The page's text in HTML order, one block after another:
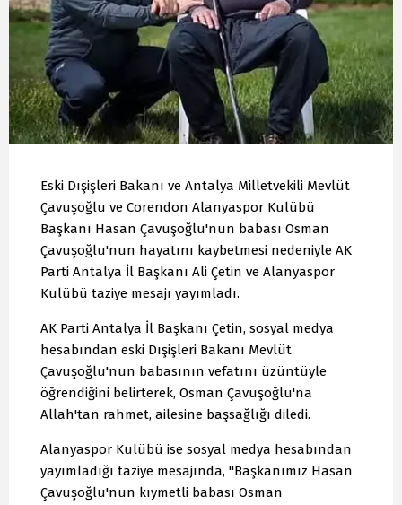
Eski Dışişleri Bakanı ve Antalya Milletvekili Mevlüt
Çavuşoğlu ve Corendon Alanyaspor Kulübü
Başkanı Hasan Çavuşoğlu'nun babası Osman
Çavuşoğlu'nun hayatını kaybetmesi nedeniyle AK
Parti Antalya İl Başkanı Ali Çetin ve Alanyaspor
Kulübü taziye mesajı yayımladı.
AK Parti Antalya İl Başkanı Çetin, sosyal medya
hesabından eski Dışişleri Bakanı Mevlüt
Çavuşoğlu'nun babasının vefatını üzüntüyle
öğrendiğini belirterek, Osman Çavuşoğlu'na
Allah'tan rahmet, ailesine başsağlığı diledi.
Alanyaspor Kulübü ise sosyal medya hesabından
yayımladığı taziye mesajında, "Başkanımız Hasan
Çavuşoğlu'nun kıymetli babası Osman